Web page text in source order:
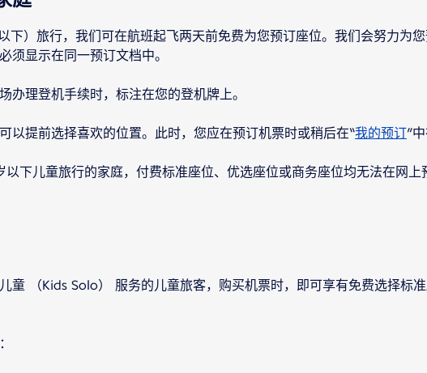
下）旅行，我们可在航班起飞两天前免费为您预订座位。我们会努力为
须显示在同一预订文档中。
办理登机手续时，标注在您的登机牌上。
以提前选择喜欢的位置。此时，您应在预订机票时或稍后在“我的预订”
以下儿童旅行的家庭，付费标准座位、优选座位或商务座位均无法在网上
童 （Kids Solo） 服务的儿童旅客，购买机票时，即可享有免费选择标